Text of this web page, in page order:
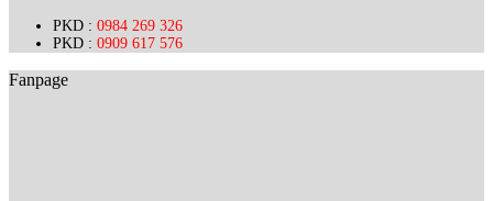
PKD : 0984 269 326
PKD : 0909 617 576
Fanpage